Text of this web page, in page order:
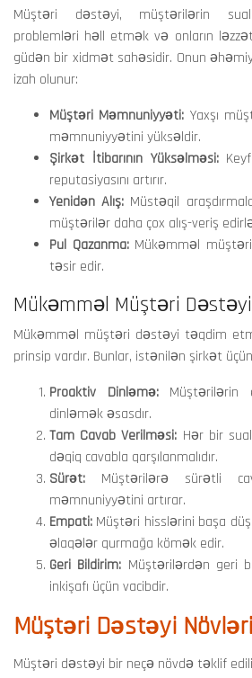
Müştəri dəstəyi, müştərilərin
problemləri həll etmək və onların
güdən bir xidmət sahəsidir. Onun
izah olunur:
Müştəri Məmnuniyyəti: Yaxşı
məmnuniyyətini yüksəldir.
Şirkət İtibarının Yüksəlməsi:
reputasiyasını artırır.
Yenidən Alış: Müstəqil
müştərilər daha çox alış-veriş
Pul Qazanma:Mükəmməl
təsir edir.
Mükəmməl Müştəri
Mükəmməl müştəri dəstəyi təqdim
prinsip vardır. Bunlar, istənilən şirkət
Proaktiv Dinləmə:Müştərilərin
dinləmək əsasdır.
Tam Cavab Verilməsi: Hər bir
dəqiq cavabla qarşılanmalıdır.
Sürət: Müştərilərə sürətli
məmnuniyyətini artırar.
Empati: Müştəri hisslərini başa
əlaqələr qurmağa kömək edir.
Geri Bildirim: Müştərilərdən geri
inkişafı üçün vacibdir.
Müştəri Dəstəyi Növləri
Müştəri dəstəyi bir neçə növdə təklif